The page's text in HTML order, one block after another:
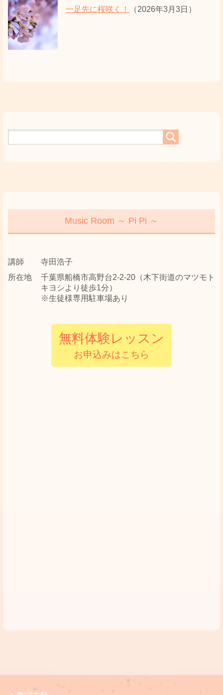
一足先に桜咲く！ （2026年3月3日）
Music Room ～ Pi Pi ～
講師
寺田浩子
所在地
千葉県船橋市高野台2-2-20（木下街道のマツモト
キヨシより徒歩1分）
※生徒様専用駐車場あり
無料体験レッスン
お申込みはこちら